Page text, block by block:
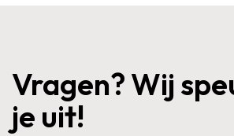
Vragen? Wij
je uit!